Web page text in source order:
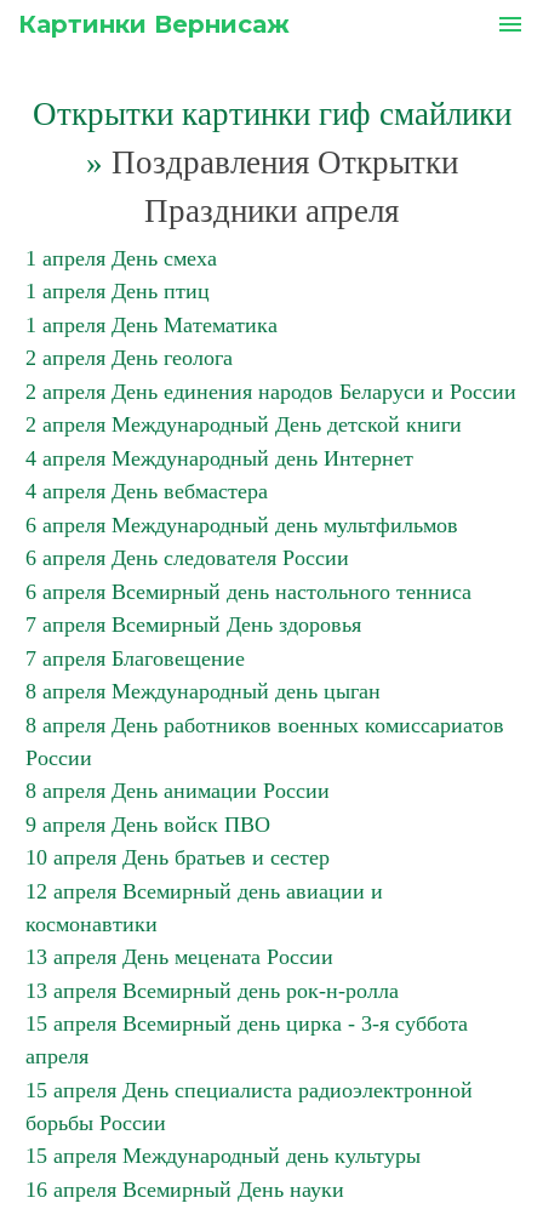
Картинки Вернисаж menu
Открытки картинки гиф смайлики
» Поздравления Открытки
Праздники апреля
1 апреля День смеха
1 апреля День птиц
1 апреля День Математика
2 апреля День геолога
2 апреля День единения народов Беларуси и России
2 апреля Международный День детской книги
4 апреля Международный день Интернет
4 апреля День вебмастера
6 апреля Международный день мультфильмов
6 апреля День следователя России
6 апреля Всемирный день настольного тенниса
7 апреля Всемирный День здоровья
7 апреля Благовещение
8 апреля Международный день цыган
8 апреля День работников военных комиссариатов
России
8 апреля День анимации России
9 апреля День войск ПВО
10 апреля День братьев и сестер
12 апреля Всемирный день авиации и
космонавтики
13 апреля День мецената России
13 апреля Всемирный день рок-н-ролла
15 апреля Всемирный день цирка - 3-я суббота
апреля
15 апреля День специалиста радиоэлектронной
борьбы России
15 апреля Международный день культуры
16 апреля Всемирный День науки